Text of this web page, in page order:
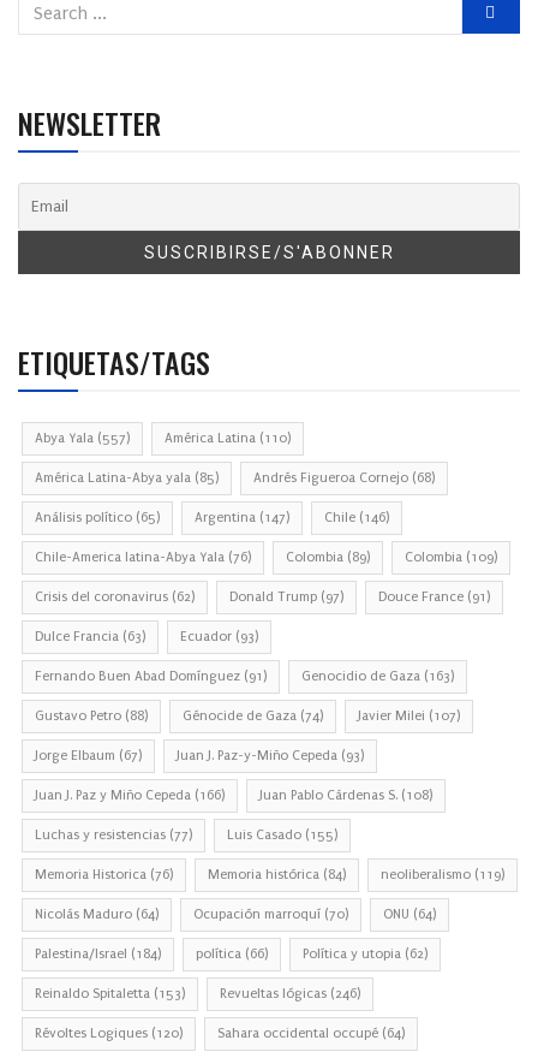
NEWSLETTER
ETIQUETAS/TAGS
Abya Yala (557) América Latina (110)
América Latina-Abya yala (85) Andrés Figueroa Cornejo (68)
Análisis político (65) Argentina (147) Chile (146)
Chile-America latina-Abya Yala (76) Colombia (89) Colombia (109)
Crisis del coronavirus (62) Donald Trump (97) Douce France (91)
Dulce Francia (63) Ecuador (93)
Fernando Buen Abad Domínguez (91) Genocidio de Gaza (163)
Gustavo Petro (88) Génocide de Gaza (74) Javier Milei (107)
Jorge Elbaum (67) Juan J. Paz-y-Miño Cepeda (93)
Juan J. Paz y Miño Cepeda (166) Juan Pablo Cárdenas S. (108)
Luchas y resistencias (77) Luis Casado (155)
Memoria Historica (76) Memoria histórica (84) neoliberalismo (119)
Nicolás Maduro (64) Ocupación marroquí (70) ONU (64)
Palestina/Israel (184) política (66) Política y utopia (62)
Reinaldo Spitaletta (153) Revueltas lógicas (246)
Révoltes Logiques (120) Sahara occidental occupé (64)